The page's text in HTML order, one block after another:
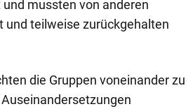
mussten von anderen
und teilweise zurückgehalten
die Gruppen voneinander zu